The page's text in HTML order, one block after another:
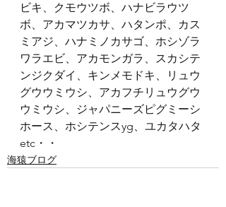
ビキ、クモウツボ、ハナビラウツ
ボ、アカマツカサ、ハタンポ、カス
ミアジ、ハナミノカサゴ、ホシゾラ
ワラエビ、アカモンガラ、スカシテ
ンジクダイ、キンメモドキ、リュウ
グウウミウシ、アカフチリュウグウ
ウミウシ、ジャパニーズピグミーシ
ホース、ホシテンスyg、ユカタハタ
etc・・
海猿ブログ